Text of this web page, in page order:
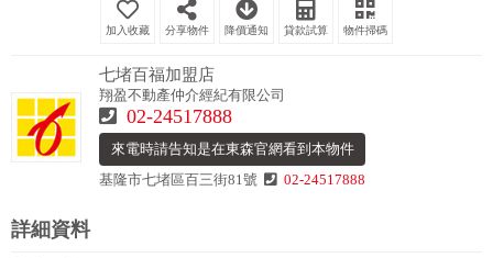
分享物件 降價通知 貸款試算 物件掃碼
七堵百福加盟店
翔盈不動產仲介經紀有限公司
02-24517888
來電時請告知是在東森官網看到本物件
基隆市七堵區百三街81號
02-24517888
詳細資料